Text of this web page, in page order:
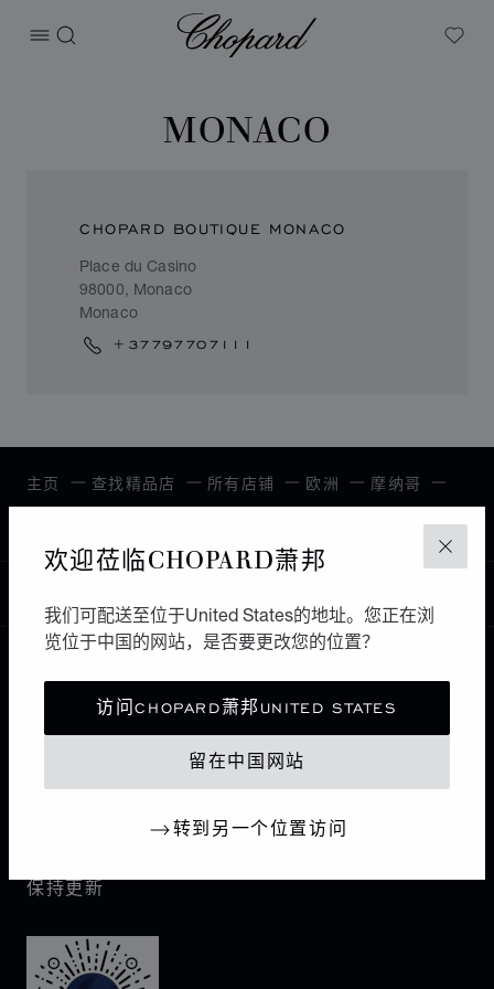
关闭
欢迎莅临CHOPARD萧邦
我们可配送至位于United States的地址。您正在浏
览位于中国的网站，是否要更改您的位置？
访问CHOPARD萧邦UNITED STATES
留在中国网站
转到另一个位置访问
打开菜单
搜索
Chopard
My
MONACO
CHOPARD BOUTIQUE MONACO
Place du Casino
98000, Monaco
Monaco
+37797707111
主页 查找精品店 所有店铺 欧洲
摩纳哥
本地化（更改国家/地区）
更改国家/地区
保持更新